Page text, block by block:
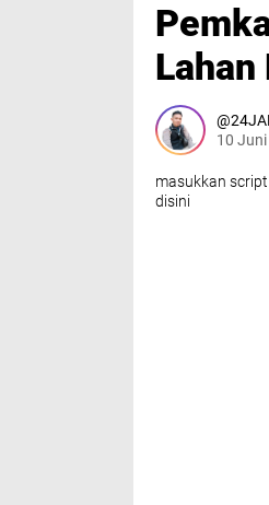
Lahan
10 Juni
masukkan
disini